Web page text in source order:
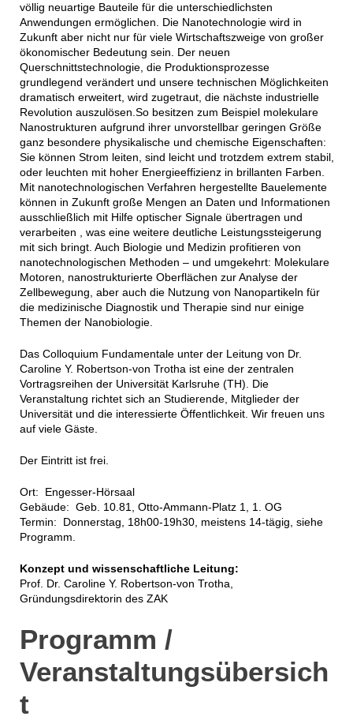
völlig neuartige Bauteile für die unterschiedlichsten
Anwendungen ermöglichen. Die Nanotechnologie wird in
Zukunft aber nicht nur für viele Wirtschaftszweige von großer
ökonomischer Bedeutung sein. Der neuen
Querschnittstechnologie, die Produktionsprozesse
grundlegend verändert und unsere technischen Möglichkeiten
dramatisch erweitert, wird zugetraut, die nächste industrielle
Revolution auszulösen.So besitzen zum Beispiel molekulare
Nanostrukturen aufgrund ihrer unvorstellbar geringen Größe
ganz besondere physikalische und chemische Eigenschaften:
Sie können Strom leiten, sind leicht und trotzdem extrem stabil,
oder leuchten mit hoher Energieeffizienz in brillanten Farben.
Mit nanotechnologischen Verfahren hergestellte Bauelemente
können in Zukunft große Mengen an Daten und Informationen
ausschließlich mit Hilfe optischer Signale übertragen und
verarbeiten , was eine weitere deutliche Leistungssteigerung
mit sich bringt. Auch Biologie und Medizin profitieren von
nanotechnologischen Methoden – und umgekehrt: Molekulare
Motoren, nanostrukturierte Oberflächen zur Analyse der
Zellbewegung, aber auch die Nutzung von Nanopartikeln für
die medizinische Diagnostik und Therapie sind nur einige
Themen der Nanobiologie.
Das Colloquium Fundamentale unter der Leitung von Dr.
Caroline Y. Robertson-von Trotha ist eine der zentralen
Vortragsreihen der Universität Karlsruhe (TH). Die
Veranstaltung richtet sich an Studierende, Mitglieder der
Universität und die interessierte Öffentlichkeit. Wir freuen uns
auf viele Gäste.
Der Eintritt ist frei.
Ort: Engesser-Hörsaal
Gebäude: Geb. 10.81, Otto-Ammann-Platz 1, 1. OG
Termin: Donnerstag, 18h00-19h30, meistens 14-tägig, siehe
Programm.
Konzept und wissenschaftliche Leitung:
Prof. Dr. Caroline Y. Robertson-von Trotha,
Gründungsdirektorin des ZAK
Programm /
Veranstaltungsübersich
t